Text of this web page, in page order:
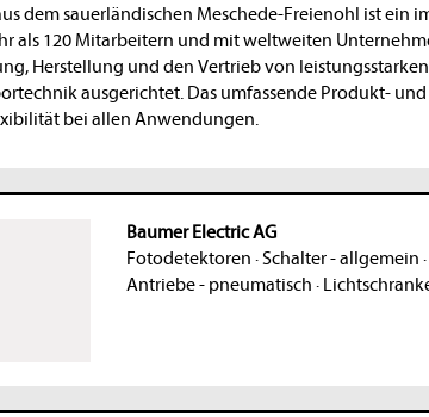
dem sauerländischen Meschede-Freienohl ist ein
als 120 Mitarbeitern und mit weltweiten
Herstellung und den Vertrieb von
ausgerichtet. Das umfassende Produkt-
bei allen Anwendungen.
Baumer Electric AG
Fotodetektoren ·Schalter - allgemein ·
Antriebe - pneumatisch ·